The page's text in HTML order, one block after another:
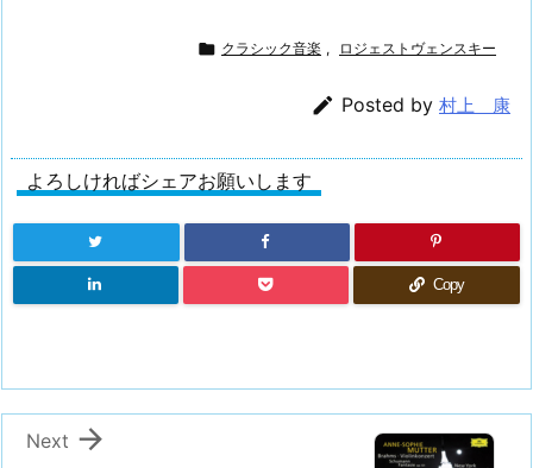
 クラシック音楽 , ロジェストヴェンスキー
 Posted by 村上 康
よろしければシェアお願いします
Copy

Next